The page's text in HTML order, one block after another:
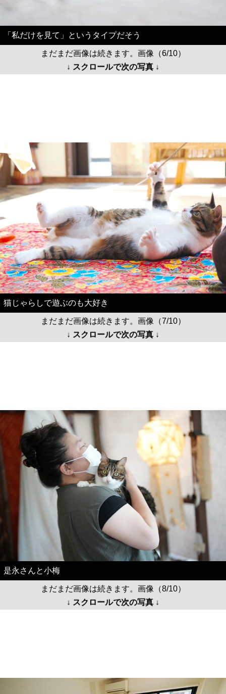
「私だけを見て」というタイプだそう
まだまだ画像は続きます。画像（6/10）
↓ スクロールで次の写真 ↓
猫じゃらしで遊ぶのも大好き
まだまだ画像は続きます。画像（7/10）
↓ スクロールで次の写真 ↓
是永さんと小梅
まだまだ画像は続きます。画像（8/10）
↓ スクロールで次の写真 ↓